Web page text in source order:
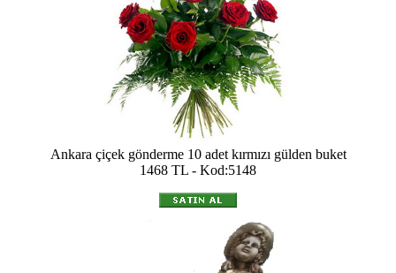
Ankara çiçek gönderme 10 adet kırmızı gülden buket
1468 TL - Kod:5148